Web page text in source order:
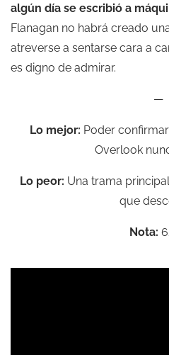
algún día se escribió a
Flanagan no habrá creado
atreverse a sentarse cara a
es digno de admirar.
—
Lo mejor: Poder
Overlook
Lo peor: Una trama
que
Nota: